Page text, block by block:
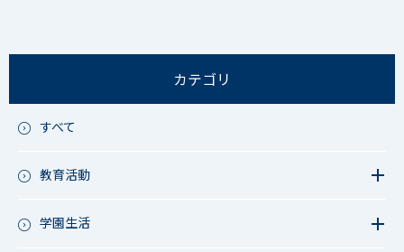
カテゴリ
すべて
教育活動
教育活動（高校）
学園生活